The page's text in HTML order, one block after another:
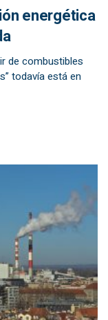
energética
de combustibles
todavía está en